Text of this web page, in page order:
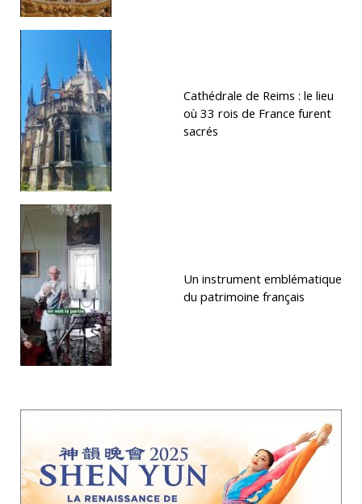
Cathédrale de Reims : le lieu
où 33 rois de France furent
sacrés
Un instrument emblématique
du patrimoine français